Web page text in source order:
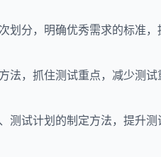
划分，明确优秀需求的标准
法，抓住测试重点，减少测试
测试计划的制定方法，提升测